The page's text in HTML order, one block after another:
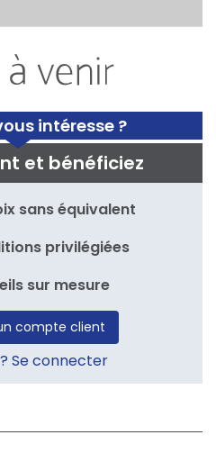
intéresse ?
et bénéficiez
sans équivalent
privilégiées
sur mesure
compte client
Se connecter